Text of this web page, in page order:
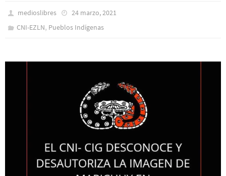
medioslibres
24 marzo, 2021
CNI-EZLN, Pueblos Indí­genas